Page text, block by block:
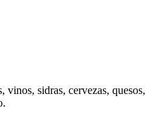
vinos, sidras, cervezas, quesos,